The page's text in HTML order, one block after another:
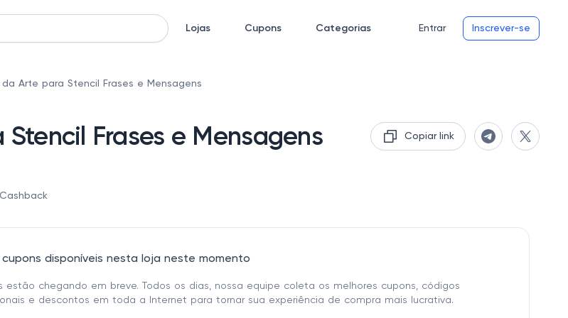
Lojas Cupons Categorias Entrar Inscrever-se
Arte para Stencil Frases e Mensagens
Frases e Mensagens Copiar link
Cashback
cupons disponíveis nesta loja neste momento
estão chegando em breve. Todos os dias, nossa equipe coleta os melhores cupons, códigos
e descontos em toda a Internet para tornar sua experiência de compra mais lucrativa.